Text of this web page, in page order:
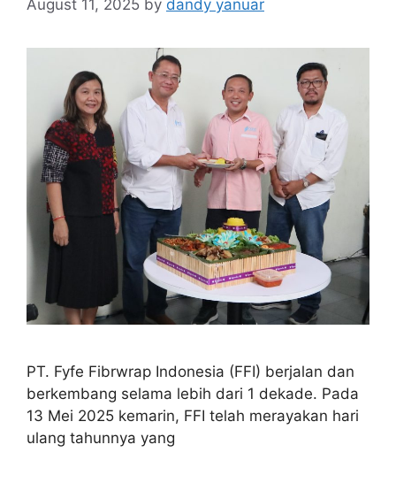
August 11, 2025 by dandy yanuar
PT. Fyfe Fibrwrap Indonesia (FFI) berjalan dan
berkembang selama lebih dari 1 dekade. Pada
13 Mei 2025 kemarin, FFI telah merayakan hari
ulang tahunnya yang